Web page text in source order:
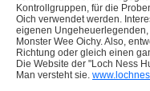
Kontrollgruppen, für die
Oich verwendet werden.
eigenen
Monster Wee Oichy. Also,
Richtung oder gleich einen
Die Website der "Loch Ness
Man versteht sie.